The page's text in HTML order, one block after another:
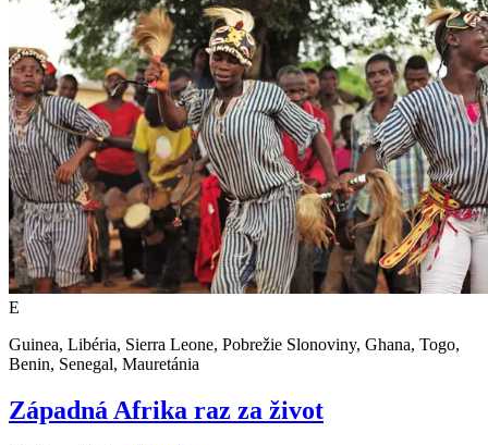
E
Guinea, Libéria, Sierra Leone, Pobrežie Slonoviny, Ghana, Togo,
Benin, Senegal, Mauretánia
Západná Afrika raz za život